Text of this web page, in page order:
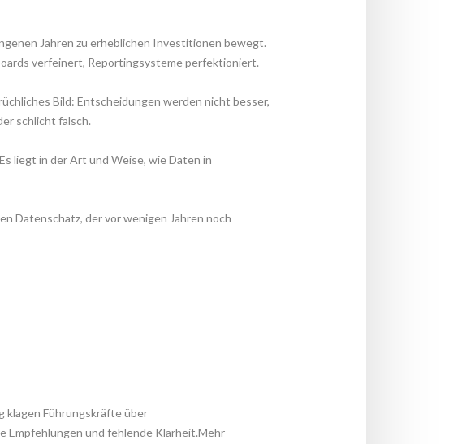
Jahren zu erheblichen Investitionen bewegt.
verfeinert, Reportingsysteme perfektioniert.
Bild: Entscheidungen werden nicht besser,
schlicht falsch.
liegt in der Art und Weise, wie Daten in
Datenschatz, der vor wenigen Jahren noch
klagen Führungskräfte über
Empfehlungen und fehlende Klarheit.Mehr